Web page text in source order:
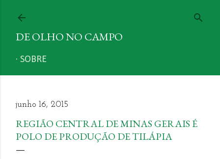
DE OLHO NO CAMPO
SOBRE
junho 16, 2015
REGIÃO CENTRAL DE MINAS GERAIS É
POLO DE PRODUÇÃO DE TILÁPIA